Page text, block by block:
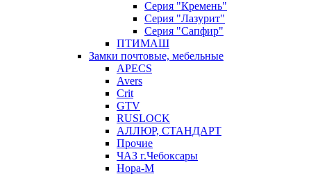
Серия "Кремень"
Серия "Лазурит"
Серия "Сапфир"
ПТИМАШ
Замки почтовые, мебельные
APECS
Avers
Crit
GTV
RUSLOCK
АЛЛЮР, СТАНДАРТ
Прочие
ЧАЗ г.Чебоксары
Нора-М